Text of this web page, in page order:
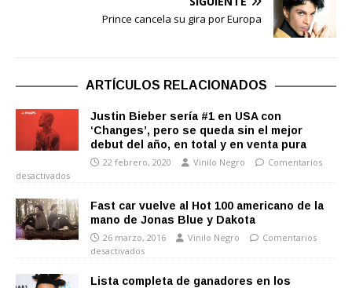
Prince cancela su gira por Europa
ARTÍCULOS RELACIONADOS
Justin Bieber sería #1 en USA con
‘Changes’, pero se queda sin el mejor
debut del año, en total y en venta pura
22 febrero, 2020 Vinilo Negro
Comentarios
desactivados
Fast car vuelve al Hot 100 americano de la
mano de Jonas Blue y Dakota
26 marzo, 2016 Vinilo Negro
Comentarios
desactivados
Lista completa de ganadores en los